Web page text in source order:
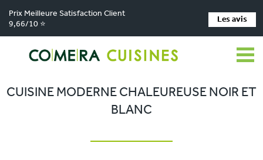
Prix Meilleure Satisfaction Client
9,66/10 ⭐
Les avis
Comera Cuisines > Nos magasins de cuisine > Cuisiniste Voglans
Réalisations > Cuisine moderne chaleureuse noir et blanc
CUISINE MODERNE CHALEUREUSE NOIR ET
BLANC